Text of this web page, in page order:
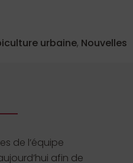
urbaine, Nouvelles
de l’équipe
afin de